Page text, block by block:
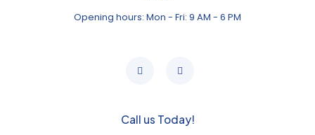
Opening hours: Mon - Fri: 9 AM - 6 PM
Call us Today!